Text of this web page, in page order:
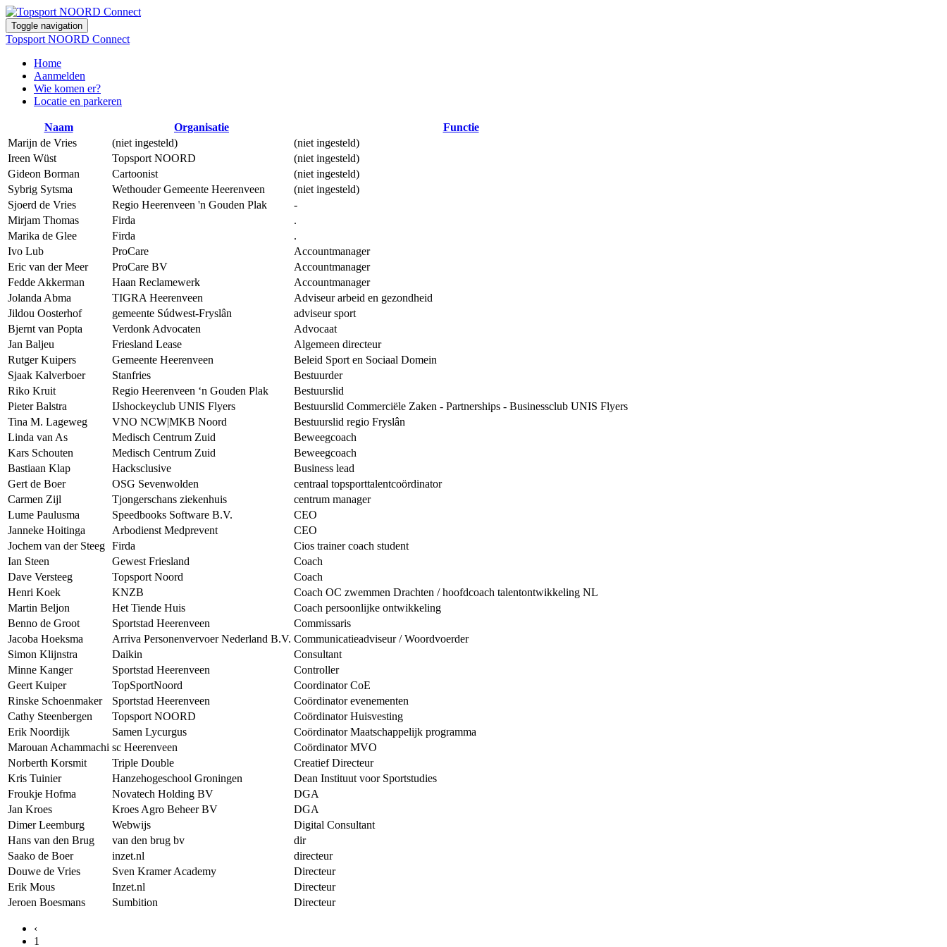
Toggle navigation
Topsport NOORD Connect
Home
Aanmelden
Wie komen er?
Locatie en parkeren
Naam Organisatie
Functie
Marijn de Vries
(niet ingesteld)
(niet ingesteld)
Ireen Wüst
Topsport NOORD
(niet ingesteld)
Gideon Borman
Cartoonist
(niet ingesteld)
Sybrig Sytsma
Wethouder Gemeente Heerenveen
(niet ingesteld)
Sjoerd de Vries
Regio Heerenveen 'n Gouden Plak
-
Mirjam Thomas
Firda
.
Marika de Glee
Firda
.
Ivo Lub
ProCare
Accountmanager
Eric van der Meer
ProCare BV
Accountmanager
Fedde Akkerman
Haan Reclamewerk
Accountmanager
Jolanda Abma
TIGRA Heerenveen
Adviseur arbeid en gezondheid
Jildou Oosterhof
gemeente Súdwest-Fryslân
adviseur sport
Bjernt van Popta
Verdonk Advocaten
Advocaat
Jan Baljeu
Friesland Lease
Algemeen directeur
Rutger Kuipers
Gemeente Heerenveen
Beleid Sport en Sociaal Domein
Sjaak Kalverboer
Stanfries
Bestuurder
Riko Kruit
Regio Heerenveen ‘n Gouden Plak
Bestuurslid
Pieter Balstra
IJshockeyclub UNIS Flyers
Bestuurslid Commerciële Zaken - Partnerships - Businessclub UNIS Flyers
Tina M. Lageweg
VNO NCW|MKB Noord
Bestuurslid regio Fryslân
Linda van As
Medisch Centrum Zuid
Beweegcoach
Kars Schouten
Medisch Centrum Zuid
Beweegcoach
Bastiaan Klap
Hacksclusive
Business lead
Gert de Boer
OSG Sevenwolden
centraal topsporttalentcoördinator
Carmen Zijl
Tjongerschans ziekenhuis
centrum manager
Lume Paulusma
Speedbooks Software B.V.
CEO
Janneke Hoitinga
Arbodienst Medprevent
CEO
Jochem van der Steeg Firda
Cios trainer coach student
Ian Steen
Gewest Friesland
Coach
Dave Versteeg
Topsport Noord
Coach
Henri Koek
KNZB
Coach OC zwemmen Drachten / hoofdcoach talentontwikkeling NL
Martin Beljon
Het Tiende Huis
Coach persoonlijke ontwikkeling
Benno de Groot
Sportstad Heerenveen
Commissaris
Jacoba Hoeksma
Arriva Personenvervoer Nederland B.V. Communicatieadviseur / Woordvoerder
Simon Klijnstra
Daikin
Consultant
Minne Kanger
Sportstad Heerenveen
Controller
Geert Kuiper
TopSportNoord
Coordinator CoE
Rinske Schoenmaker
Sportstad Heerenveen
Coördinator evenementen
Cathy Steenbergen
Topsport NOORD
Coördinator Huisvesting
Erik Noordijk
Samen Lycurgus
Coördinator Maatschappelijk programma
Marouan Achammachi sc Heerenveen
Coördinator MVO
Norberth Korsmit
Triple Double
Creatief Directeur
Kris Tuinier
Hanzehogeschool Groningen
Dean Instituut voor Sportstudies
Froukje Hofma
Novatech Holding BV
DGA
Jan Kroes
Kroes Agro Beheer BV
DGA
Dimer Leemburg
Webwijs
Digital Consultant
Hans van den Brug
van den brug bv
dir
Saako de Boer
inzet.nl
directeur
Douwe de Vries
Sven Kramer Academy
Directeur
Erik Mous
Inzet.nl
Directeur
Jeroen Boesmans
Sumbition Directeur
‹
1